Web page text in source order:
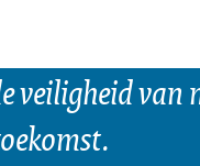
veiligheid van